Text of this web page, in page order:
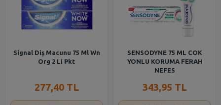
Signal Diş Macunu 75 Ml Wn
Org 2 Li Pkt
277,40 TL
SENSODYNE 75 ML COK
YONLU KORUMA FERAH
NEFES
343,95 TL